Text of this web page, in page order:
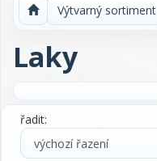
Výtvarný sortiment
Laky
řadit: